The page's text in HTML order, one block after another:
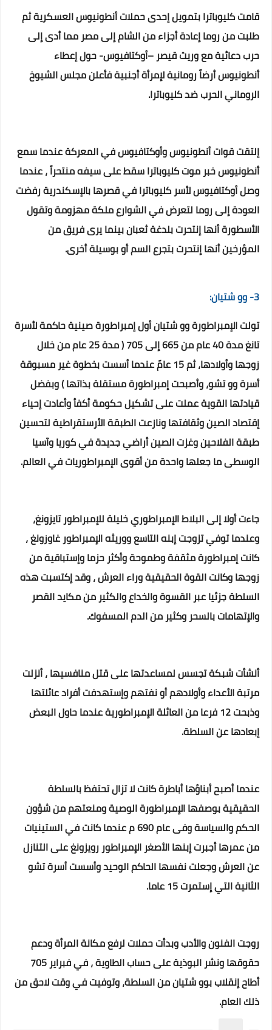
قامت كليوباترا بتمويل إحدى حملات أنطونيوس العسكرية ثم
طلبت من روما إعادة أجزاء من الشام إلى مصر مما أدى إلى
حرب دعائية مع وريث قيصر –أوكتافيوس- حول إعطاء
أنطونيوس أرضاً رومانية لإمرأة أجنبية فأعلن مجلس الشيوخ
الروماني الحرب ضد كليوباترا.
إلتقت قوات أنطونيوس وأوكتافيوس في المعركة عندما سمع
أنطونيوس خبر موت كليوباترا سقط على سيفه منتحراً ، عندما
وصل أوكتافيوس لأسر كليوباترا في قصرها بالإسكندرية رفضت
العودة إلى روما لتعرض في الشوارع ملكة مهزومة وتقول
الأسطورة أنها إنتحرت بلدغة ثعبان بينما يرى فريق من
المؤرخين أنها إنتحرت بتجرع السم أو بوسيلة أخرى.
3- وو شتيان:
تولت الإمبراطورة وو شتيان أول إمبراطورة صينية حاكمة لأسرة
تانغ مدة 40 عام من 665 إلى 705 ( مدة 25 عام من خلال
زوجها وأولادها، ثم 15 عامً عندما أسست بخطوة غير مسبوقة
أسرة وو تشو، وأصبحت إمبراطورة مستقلة بذاتها ) وبفضل
قيادتها القوية عملت على تشكيل حكومة أكفأ وأعادت إحياء
إقتصاد الصين وثقافتها ونازعت الطبقة الأرستقراطية لتحسين
طبقة الفلاحين وغزت الصين أراضي جديدة في كوريا وآسيا
الوسطى ما جعلها واحدة من أقوى الإمبراطوريات في العالم.
جاءت أولا إلى البلاط الإمبراطوري خليلة للإمبراطور تايزونغ،
وعندما توفي تزوجت إبنه التاسع ووريثه الإمبراطور غاوزونغ ،
كانت إمبراطورة مثقفة وطموحة وأكثر حزما وإستباقية من
زوجها وكانت القوة الحقيقية وراء العرش ، وقد إكتسبت هذه
السلطة جزئيا عبر القسوة والخداع والكثير من مكايد القصر
والإتهامات بالسحر وكثير من الدم المسفوك.
أنشأت شبكة تجسس لمساعدتها على قتل منافسيها ، أنزلت
مرتبة الأعداء وأولادهم أو نفتهم وإستهدفت أفراد عائلتها
وذبحت 12 فرعا من العائلة الإمبراطورية عندما حاول البعض
إبعادها عن السلطة.
عندما أصبح أبناؤها أباطرة كانت لا تزال تحتفظ بالسلطة
الحقيقية بوصفها الإمبراطورة الوصية ومنعتهم من شؤون
الحكم والسياسة وفى عام 690 م عندما كانت في الستينيات
من عمرها أجبرت إبنها الأصغر الإمبراطور رويزونغ على التنازل
عن العرش وجعلت نفسها الحاكم الوحيد وأسست أسرة تشو
الثانية التي إستمرت 15 عاما.
روجت الفنون والأدب وبدأت حملات لرفع مكانة المرأة ودعم
حقوقها ونشر البوذية على حساب الطاوية ، في فبراير 705
أطاح إنقلاب بوو شتيان من السلطة، وتوفيت في وقت لاحق من
ذلك العام.